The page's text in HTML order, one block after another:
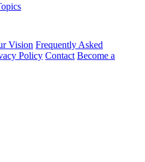
Vision Frequently Asked
Policy Contact Become a